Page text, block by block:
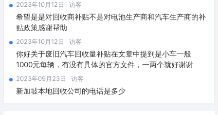
2023年10月12日 访客
希望是是对回收商补贴不是对电池生产商和汽车生产商的补
贴政策感谢帮助
2023年10月12日 访客
你好关于废旧汽车回收量补贴在文章中提到是小车一般
1000元每辆，有没有具体的官方文件，一两个就好谢谢
2023年09月23日 访客
新加坡本地回收公司的电话是多少